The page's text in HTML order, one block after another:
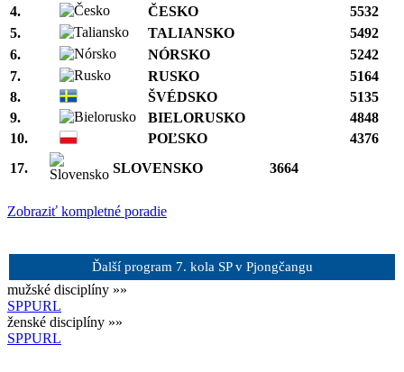
4.
ČESKO
5532
5.
TALIANSKO
5492
6.
NÓRSKO
5242
7.
RUSKO
5164
8.
ŠVÉDSKO
5135
9.
BIELORUSKO
4848
10.
POĽSKO
4376
17.
SLOVENSKO 3664
Zobraziť kompletné poradie
Ďalší program 7. kola SP v Pjongčangu
mužské disciplíny »»
SPPURL
ženské disciplíny »»
SPPURL